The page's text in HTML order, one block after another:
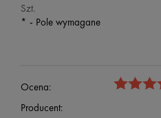
Szt.
* - Pole wymagane
Ocena:
Producent: